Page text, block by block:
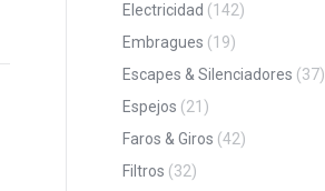
Electricidad (142)
Embragues (19)
Escapes & Silenciadores (37)
Espejos (21)
Faros & Giros (42)
Filtros (32)